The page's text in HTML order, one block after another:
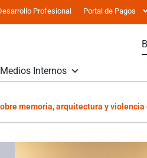
Profesional Portal de Pagos
Medios Internos
memoria, arquitectura y